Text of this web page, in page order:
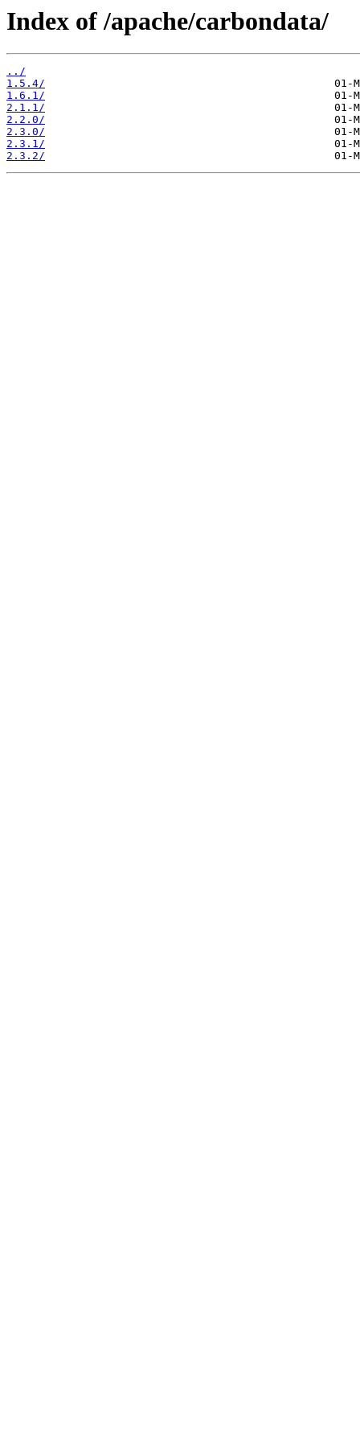
Index of /apache/carbondata/
../
1.5.4/
1.6.1/
2.1.1/
2.2.0/
2.3.0/
2.3.1/
2.3.2/